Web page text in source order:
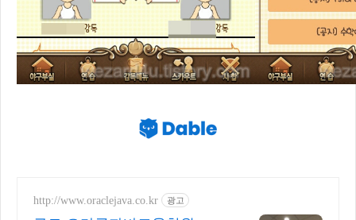
http://www.oraclejava.co.kr 광고